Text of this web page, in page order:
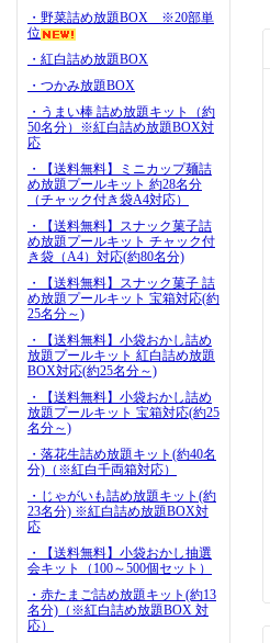
・野菜詰め放題BOX ※20部単
位
・紅白詰め放題BOX
・つかみ放題BOX
・うまい棒 詰め放題キット（約
50名分）※紅白詰め放題BOX対
応
・【送料無料】ミニカップ麺詰
め放題プールキット 約28名分
（チャック付き袋A4対応）
・【送料無料】スナック菓子詰
め放題プールキット チャック付
き袋（A4）対応(約80名分)
・【送料無料】スナック菓子 詰
め放題プールキット 宝箱対応(約
25名分～)
・【送料無料】小袋おかし詰め
放題プールキット 紅白詰め放題
BOX対応(約25名分～)
・【送料無料】小袋おかし詰め
放題プールキット 宝箱対応(約25
名分～)
・落花生詰め放題キット(約40名
分)（※紅白千両箱対応）
・じゃがいも詰め放題キット(約
23名分) ※紅白詰め放題BOX対
応
・【送料無料】小袋おかし抽選
会キット（100～500個セット）
・赤たまご詰め放題キット(約13
名分)（※紅白詰め放題BOX 対
応）